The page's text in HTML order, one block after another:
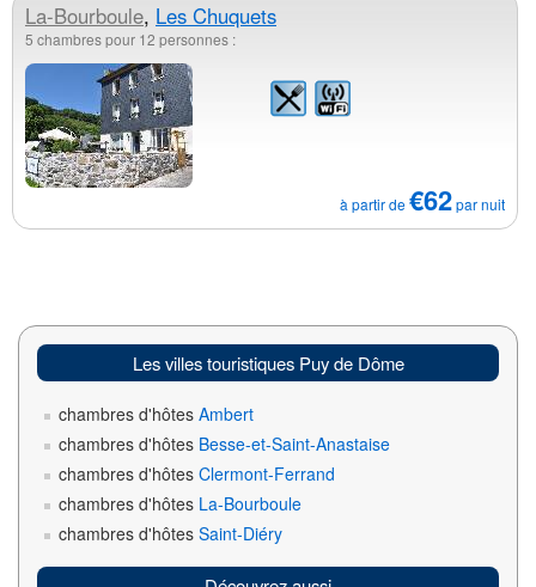
La-Bourboule, Les Chuquets
5 chambres pour 12 personnes :
à partir de€62par nuit
Les villes touristiques Puy de Dôme
chambres d'hôtes Ambert
chambres d'hôtes Besse-et-Saint-Anastaise
chambres d'hôtes Clermont-Ferrand
chambres d'hôtes La-Bourboule
chambres d'hôtes Saint-Diéry